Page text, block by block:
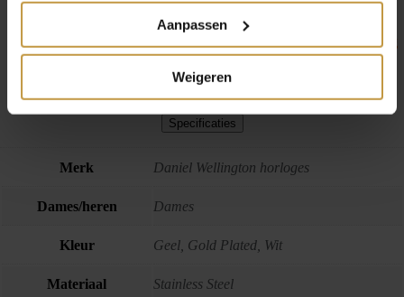
Aanpassen
Weigeren
JuweliersWebshop.nl is officieel dealer van Daniel Wellington
horloges – Daniel Wellington Watches online.
Daniel Wellington horloges voor dames en heren. Snelle levering
en GRATIS verzekerde verzending in Nederland bij
JuweliersWebshop.
Specificaties
Merk Daniel Wellington horloges
Dames/heren Dames
Kleur Geel, Gold Plated, Wit
Materiaal Stainless Steel